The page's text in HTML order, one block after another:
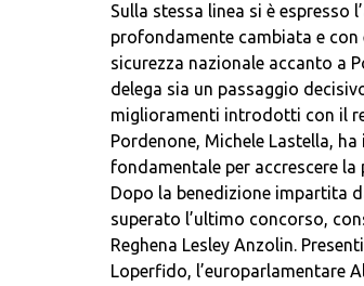
Sulla stessa linea si è espresso
profondamente cambiata e
sicurezza nazionale accanto a
delega sia un passaggio
miglioramenti introdotti con il
Pordenone, Michele Lastella,
fondamentale per accrescere
Dopo la benedizione impartita
superato l’ultimo concorso,
Reghena Lesley Anzolin.
Loperfido, l’europarlamentare